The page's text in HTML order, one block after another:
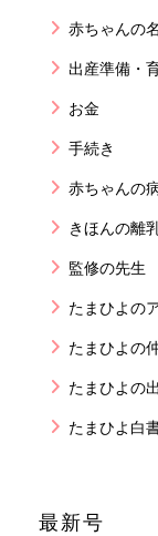
赤ちゃんの
出産準備・
お金
手続き
赤ちゃんの
きほんの離
監修の先生
たまひよの
たまひよの
たまひよの
たまひよ白
最新号